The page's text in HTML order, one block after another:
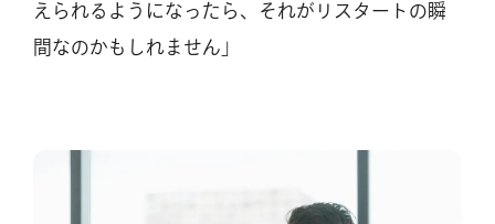
えられるようになったら、それがリスタートの瞬
間なのかもしれません」